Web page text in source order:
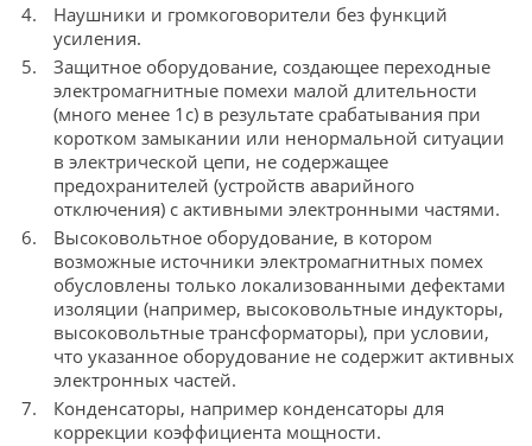
Наушники и громкоговорители без функций
усиления.
Защитное оборудование, создающее переходные
электромагнитные помехи малой длительности
(много менее 1с) в результате срабатывания при
коротком замыкании или ненормальной ситуации
в электрической цепи, не содержащее
предохранителей (устройств аварийного
отключения) с активными электронными частями.
Высоковольтное оборудование, в котором
возможные источники электромагнитных помех
обусловлены только локализованными дефектами
изоляции (например, высоковольтные индукторы,
высоковольтные трансформаторы), при условии,
что указанное оборудование не содержит активных
электронных частей.
Конденсаторы, например конденсаторы для
коррекции коэффициента мощности.